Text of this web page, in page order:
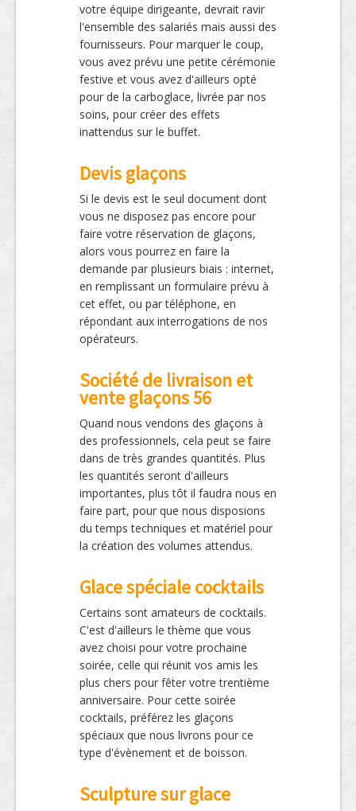
votre équipe dirigeante, devrait ravir
l'ensemble des salariés mais aussi des
fournisseurs. Pour marquer le coup,
vous avez prévu une petite cérémonie
festive et vous avez d'ailleurs opté
pour de la carboglace, livrée par nos
soins, pour créer des effets
inattendus sur le buffet.
Devis glaçons
Si le devis est le seul document dont
vous ne disposez pas encore pour
faire votre réservation de glaçons,
alors vous pourrez en faire la
demande par plusieurs biais : internet,
en remplissant un formulaire prévu à
cet effet, ou par téléphone, en
répondant aux interrogations de nos
opérateurs.
Société de livraison et
vente glaçons 56
Quand nous vendons des glaçons à
des professionnels, cela peut se faire
dans de très grandes quantités. Plus
les quantités seront d'ailleurs
importantes, plus tôt il faudra nous en
faire part, pour que nous disposions
du temps techniques et matériel pour
la création des volumes attendus.
Glace spéciale cocktails
Certains sont amateurs de cocktails.
C'est d'ailleurs le thème que vous
avez choisi pour votre prochaine
soirée, celle qui réunit vos amis les
plus chers pour fêter votre trentième
anniversaire. Pour cette soirée
cocktails, préférez les glaçons
spéciaux que nous livrons pour ce
type d'évènement et de boisson.
Sculpture sur glace